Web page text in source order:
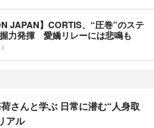
JAPAN】CORTIS、“圧巻”のステ
力発揮 愛嬌リレーには悲鳴も
さんと学ぶ 日常に潜む“人身取
アル